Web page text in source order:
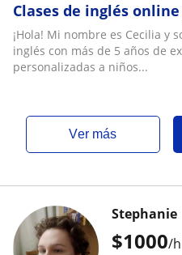
Clases de inglés
¡Hola! Mi nombre es Cecilia y
inglés con más de 5 años de
personalizadas a niños...
ver más
$1000/h
Stephanie